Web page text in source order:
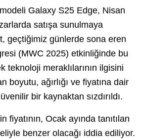
Galaxy S25 Edge, Nisan
satışa sunulmaya
geçtiğimiz günlerde sona eren
(MWC 2025) etkinliğinde bu
teknoloji meraklılarının ilgisini
boyutu, ağırlığı ve fiyatına dair
bir kaynaktan sızdırıldı.
fiyatının, Ocak ayında tanıtılan
benzer olacağı iddia ediliyor.